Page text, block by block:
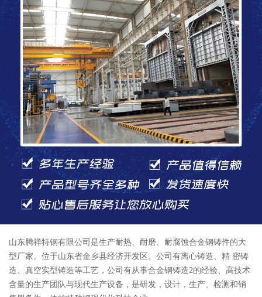
山东腾祥特钢有限公司是生产耐热、耐磨、耐腐蚀合金钢铸件的大
型厂家。位于山东省金乡县经济开发区。公司有离心铸造、精 密铸
造、真空实型铸造等工艺，公司有从事合金钢铸造2的经验、高技术
含量的生产团队与现代生产设备，是研发，设计，生产、检测和销